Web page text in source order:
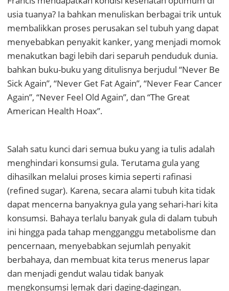
usia tuanya? Ia bahkan menuliskan berbagai trik untuk
membalikkan proses perusakan sel tubuh yang dapat
menyebabkan penyakit kanker, yang menjadi momok
menakutkan bagi lebih dari separuh penduduk dunia.
bahkan buku-buku yang ditulisnya berjudul “Never Be
Sick Again”, “Never Get Fat Again”, “Never Fear Cancer
Again”, “Never Feel Old Again”, dan “The Great
American Health Hoax”.
Salah satu kunci dari semua buku yang ia tulis adalah
menghindari konsumsi gula. Terutama gula yang
dihasilkan melalui proses kimia seperti rafinasi
(refined sugar). Karena, secara alami tubuh kita tidak
dapat mencerna banyaknya gula yang sehari-hari kita
konsumsi. Bahaya terlalu banyak gula di dalam tubuh
ini hingga pada tahap mengganggu metabolisme dan
pencernaan, menyebabkan sejumlah penyakit
berbahaya, dan membuat kita terus menerus lapar
dan menjadi gendut walau tidak banyak
mengkonsumsi lemak dari daging-dagingan.